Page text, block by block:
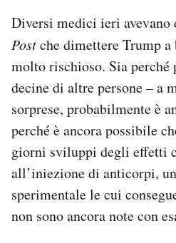
Diversi medici ieri avevano
Postche dimettere Trump a
molto rischioso. Sia perché
decine di altre persone – a
sorprese, probabilmente è
perché è ancora possibile
giorni sviluppi degli effetti
all’iniezione di anticorpi,
sperimentale le cui
non sono ancora note con